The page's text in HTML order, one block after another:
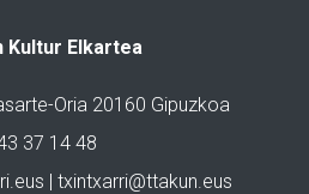
Kultur Elkartea
Oria 20160 Gipuzkoa
37 14 48
| txintxarri@ttakun.eus